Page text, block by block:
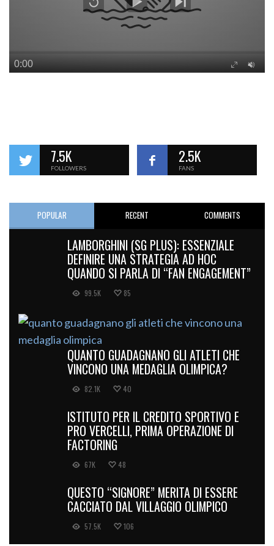
7.5K
FOLLOWERS
2.5K
FANS
POPULAR RECENT COMMENTS
LAMBORGHINI (SG PLUS): ESSENZIALE
DEFINIRE UNA STRATEGIA AD HOC
QUANDO SI PARLA DI “FAN ENGAGEMENT”
99.5K 85
QUANTO GUADAGNANO GLI ATLETI CHE
VINCONO UNA MEDAGLIA OLIMPICA?
82.1K 40
ISTITUTO PER IL CREDITO SPORTIVO E
PRO VERCELLI, PRIMA OPERAZIONE DI
FACTORING
67K 48
QUESTO “SIGNORE” MERITA DI ESSERE
CACCIATO DAL VILLAGGIO OLIMPICO
57.5K 106